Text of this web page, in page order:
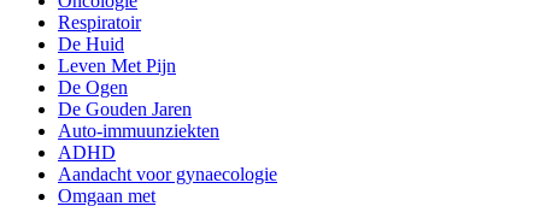
Respiratoir
De Huid
Leven Met Pijn
De Ogen
De Gouden Jaren
Auto-immuunziekten
ADHD
Aandacht voor gynaecologie
Omgaan met